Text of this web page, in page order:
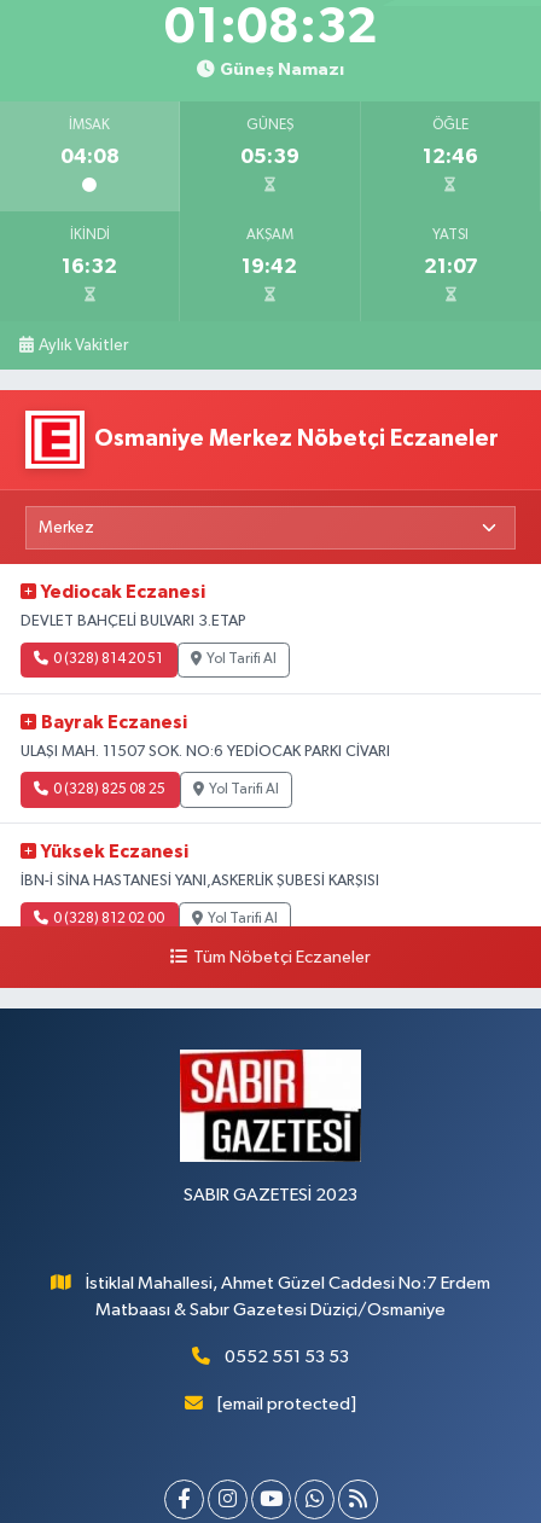
01:08:31
Güneş Namazı
İMSAK
04:08
GÜNEŞ
05:39
ÖĞLE
12:46
İKINDI
16:32
AKŞAM
19:42
YATSI
21:07
Aylık Vakitler
Osmaniye Merkez Nöbetçi Eczaneler
Yediocak Eczanesi
DEVLET BAHÇELİ BULVARI 3.ETAP
0 (328) 814 20 51 Yol Tarifi Al
Bayrak Eczanesi
ULAŞI MAH. 11507 SOK. NO:6 YEDİOCAK PARKI CİVARI
0 (328) 825 08 25 Yol Tarifi Al
Yüksek Eczanesi
İBN-İ SİNA HASTANESİ YANI,ASKERLİK ŞUBESİ KARŞISI
0 (328) 812 02 00 Yol Tarifi Al
Tüm Nöbetçi Eczaneler
SABIR GAZETESİ 2023
İstiklal Mahallesi, Ahmet Güzel Caddesi No:7 Erdem
Matbaası & Sabır Gazetesi Düziçi/Osmaniye
0552 551 53 53
[email protected]